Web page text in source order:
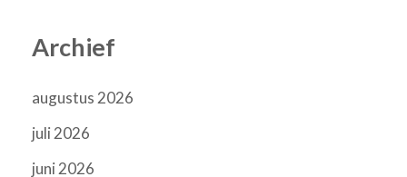
Archief
augustus 2026
juli 2026
juni 2026